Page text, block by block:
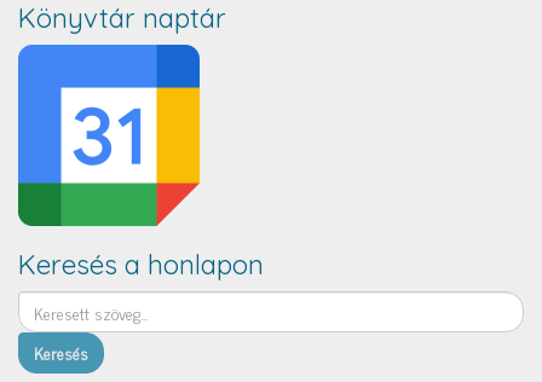
Könyvtár naptár
Keresés a honlapon
Keresés